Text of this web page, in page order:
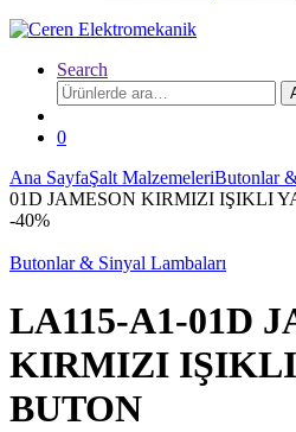
Search
Ara:
0
Ana SayfaŞalt MalzemeleriButonlar
01D JAMESON KIRMIZI IŞIKLI
-40%
Butonlar & Sinyal Lambaları
LA115-A1-01D
KIRMIZI
BUTON